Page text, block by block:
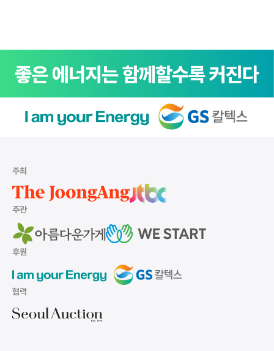
주최
주관
후원
협력